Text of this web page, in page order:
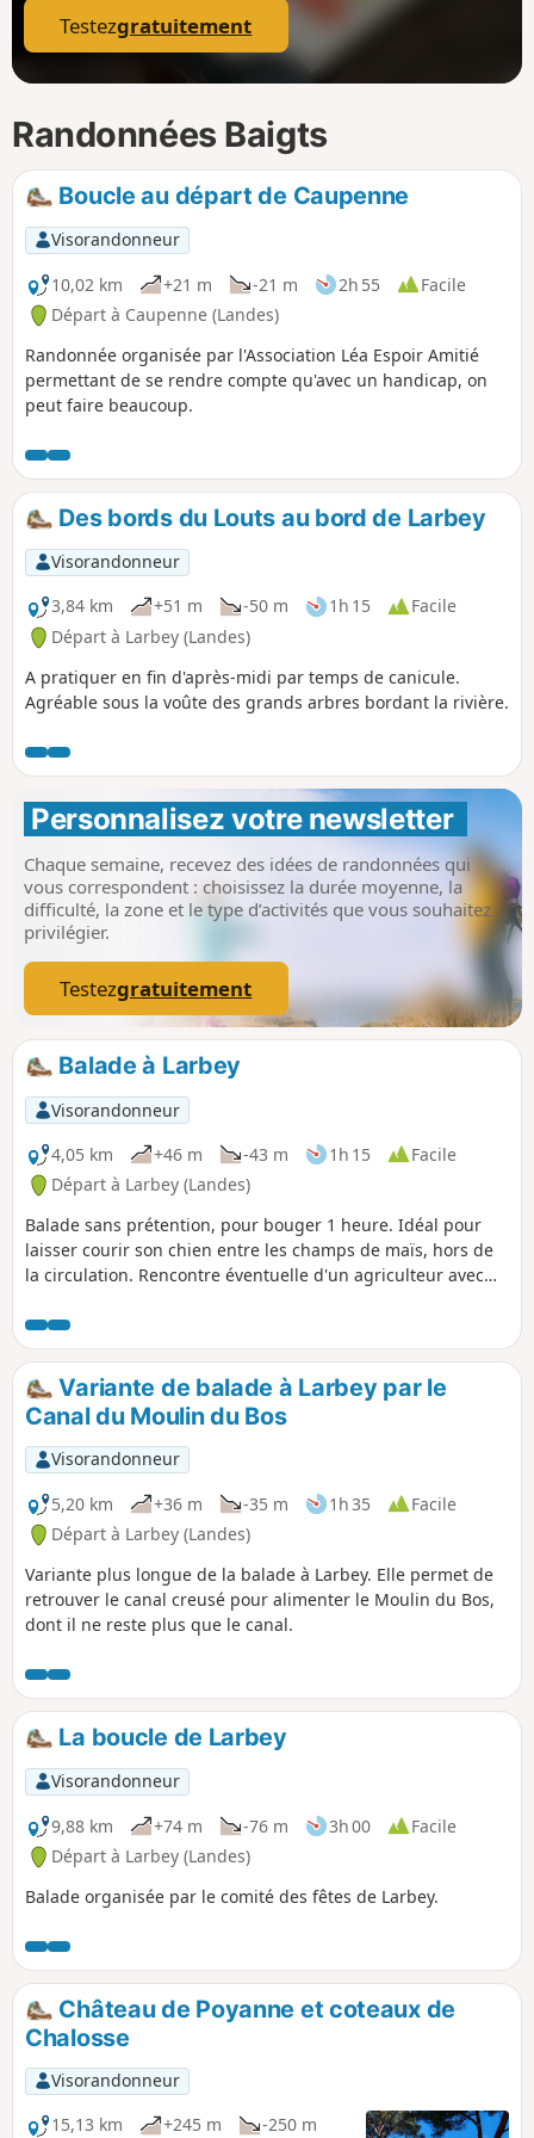
Testezgratuitement
Randonnées Baigts
Boucle au départ de Caupenne
Visorandonneur
10,02 km
+21 m -21 m 2h 55
Facile
Départ à Caupenne (Landes)
Randonnée organisée par l'Association Léa Espoir Amitié
permettant de se rendre compte qu'avec un handicap, on
peut faire beaucoup.
Des bords du Louts au bord de Larbey
Visorandonneur
3,84 km
+51 m -50 m 1h 15
Facile
Départ à Larbey (Landes)
A pratiquer en fin d'après-midi par temps de canicule.
Agréable sous la voûte des grands arbres bordant la rivière.
Personnalisez votre newsletter
Chaque semaine, recevez des idées de randonnées qui
vous correspondent : choisissez la durée moyenne, la
difficulté, la zone et le type d’activités que vous souhaitez
privilégier.
Testezgratuitement
Balade à Larbey
Visorandonneur
4,05 km
+46 m -43 m 1h 15
Facile
Départ à Larbey (Landes)
Balade sans prétention, pour bouger 1 heure. Idéal pour
laisser courir son chien entre les champs de maïs, hors de
la circulation. Rencontre éventuelle d'un agriculteur avec
Variante de balade à Larbey par le
Canal du Moulin du Bos
Visorandonneur
5,20 km
+36 m -35 m 1h 35
Facile
Départ à Larbey (Landes)
Variante plus longue de la balade à Larbey. Elle permet de
retrouver le canal creusé pour alimenter le Moulin du Bos,
dont il ne reste plus que le canal.
La boucle de Larbey
Visorandonneur
9,88 km
+74 m -76 m 3h 00
Facile
Départ à Larbey (Landes)
Balade organisée par le comité des fêtes de Larbey.
Château de Poyanne et coteaux de
Chalosse
Visorandonneur
15,13 km
+245 m -250 m